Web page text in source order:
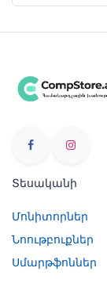
Տեսականի
Մոնիտորներ
Նոութբուքներ
Սմարթֆոններ